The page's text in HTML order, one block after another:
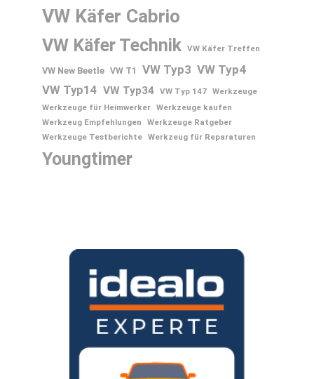
VW Käfer Cabrio
VW Käfer Technik VW Käfer Treffen
VW New Beetle VW T1 VW Typ3 VW Typ4
VW Typ14 VW Typ34 VW Typ 147 Werkzeuge
Werkzeuge für Heimwerker Werkzeuge kaufen
Werkzeug Empfehlungen
Werkzeuge Ratgeber
Werkzeuge Testberichte Werkzeug für Reparaturen
Youngtimer